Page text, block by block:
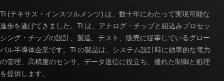
TI (テキサス・インスツルメンツ) は、数十年にわたって実現可能な
進歩を遂げてきました。TI は、アナログ・チップと組込みプロセッ
シング・チップの設計、製造、テスト、販売に従事しているグロー
バル半導体企業です。TI の製品は、システム設計時に効率的な電力
の管理、高精度のセンサ、データ送信に役立ち、優れた制御と処理
を提供します。